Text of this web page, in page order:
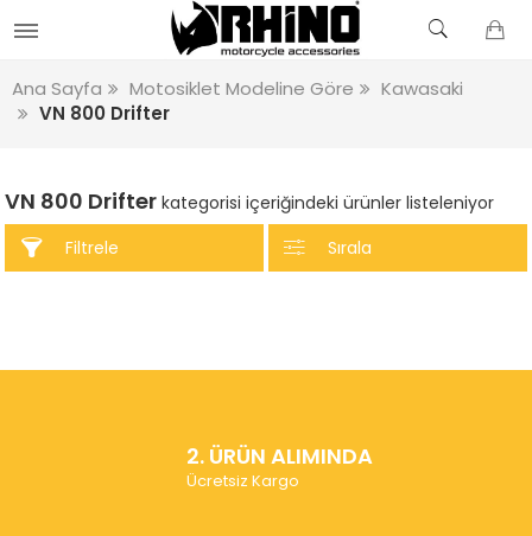
Ana Sayfa Motosiklet Modeline Göre
Kawasaki
VN 800 Drifter
VN 800 Drifter kategorisi içeriğindeki ürünler listeleniyor
Filtrele
Sırala
2. ÜRÜN ALIMINDA
Ücretsiz Kargo